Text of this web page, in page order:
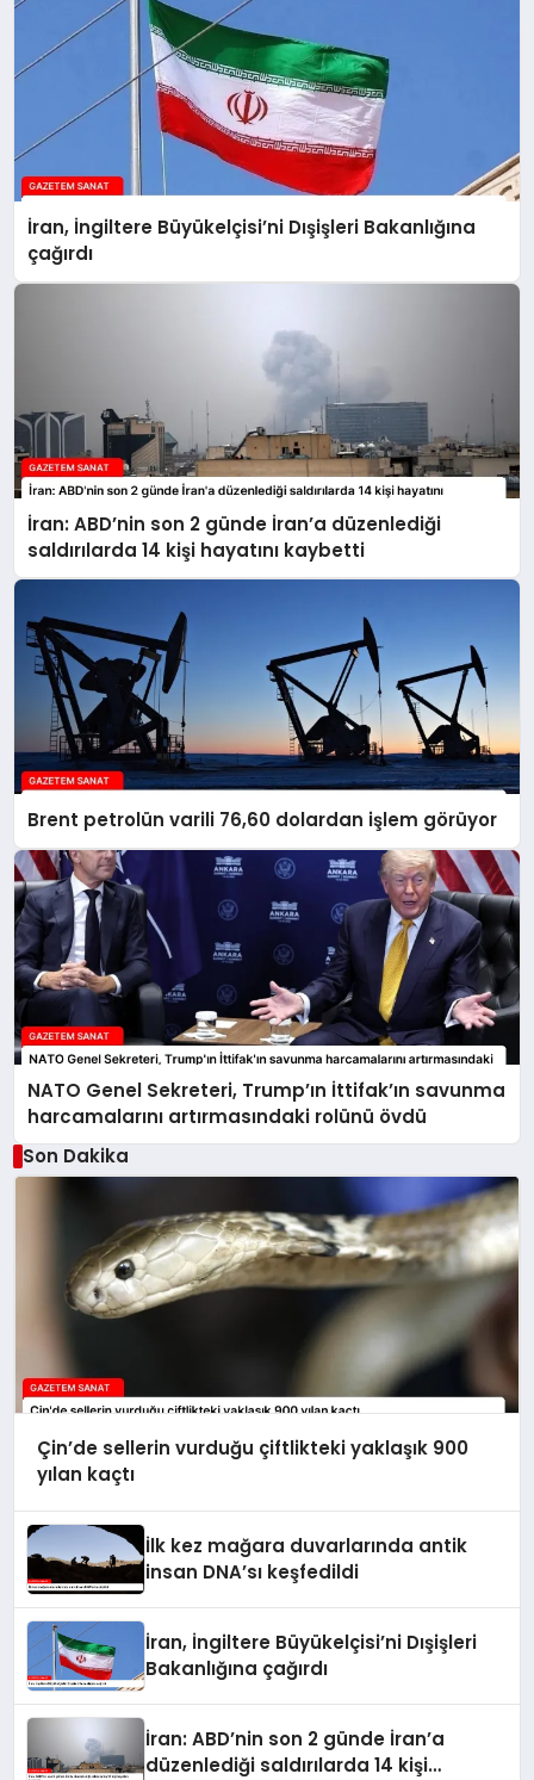
İran, İngiltere Büyükelçisi’ni Dışişleri Bakanlığına
çağırdı
İran: ABD’nin son 2 günde İran’a düzenlediği
saldırılarda 14 kişi hayatını kaybetti
Brent petrolün varili 76,60 dolardan işlem görüyor
NATO Genel Sekreteri, Trump’ın İttifak’ın savunma
harcamalarını artırmasındaki rolünü övdü
Son Dakika
Çin’de sellerin vurduğu çiftlikteki yaklaşık 900
yılan kaçtı
İlk kez mağara duvarlarında antik
insan DNA’sı keşfedildi
İran, İngiltere Büyükelçisi’ni Dışişleri
Bakanlığına çağırdı
İran: ABD’nin son 2 günde İran’a
düzenlediği saldırılarda 14 kişi